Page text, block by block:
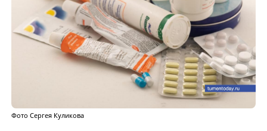
Фото Сергея Куликова